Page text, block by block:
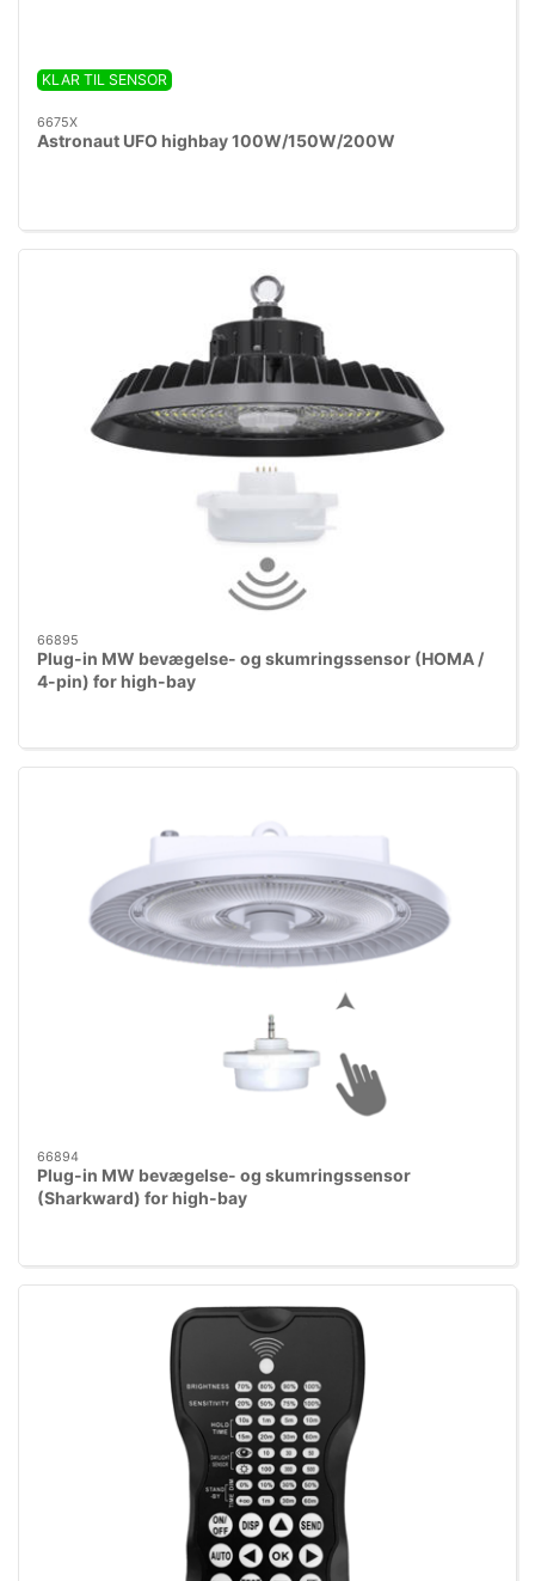
KLAR TIL SENSOR
6675X
Astronaut UFO highbay 100W/150W/200W
66895
Plug-in MW bevægelse- og skumringssensor (HOMA /
4-pin) for high-bay
66894
Plug-in MW bevægelse- og skumringssensor
(Sharkward) for high-bay